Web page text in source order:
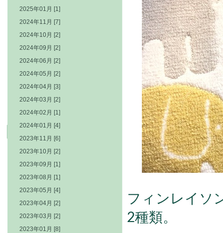
フィンレイソ
2種類。
2025年01月 [1]
2024年11月 [7]
2024年10月 [2]
2024年09月 [2]
2024年06月 [2]
2024年05月 [2]
2024年04月 [3]
2024年03月 [2]
2024年02月 [1]
2024年01月 [4]
2023年11月 [6]
2023年10月 [2]
2023年09月 [1]
2023年08月 [1]
2023年05月 [4]
2023年04月 [2]
2023年03月 [2]
2023年01月 [8]